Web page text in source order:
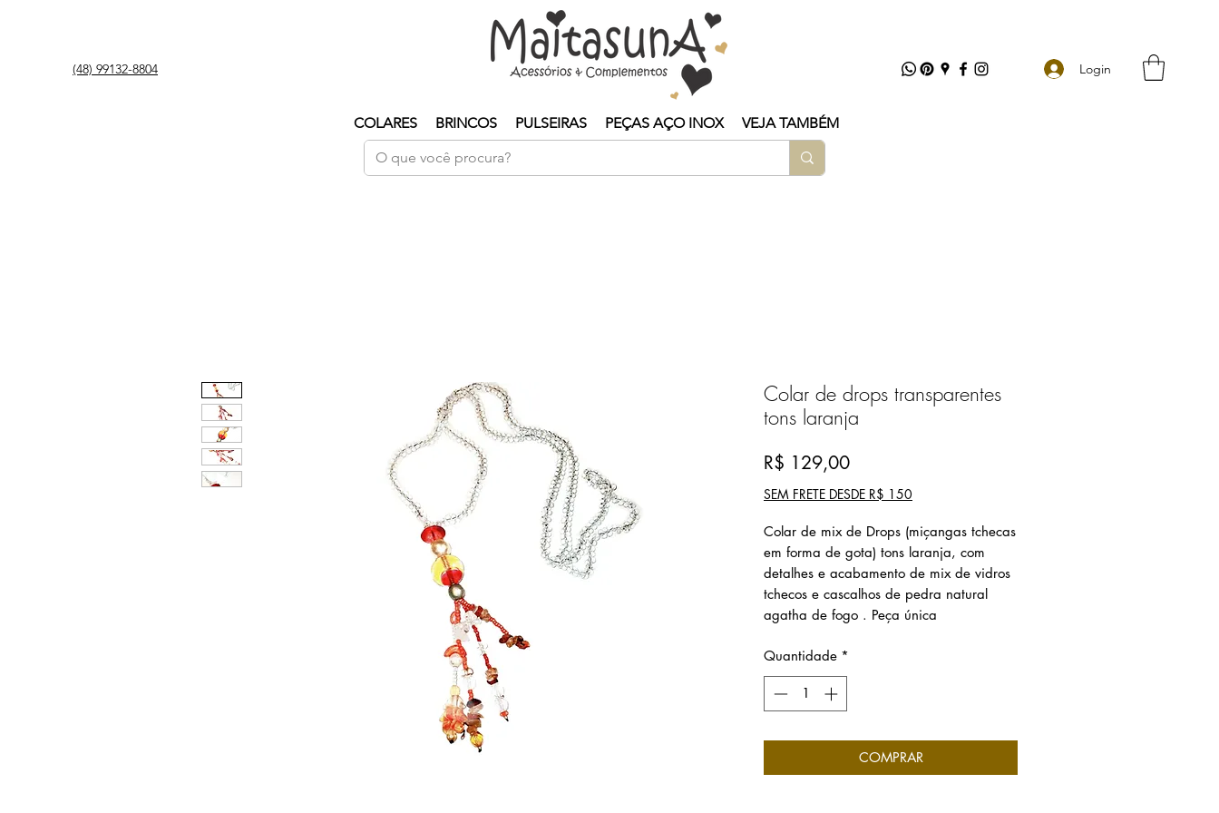
(48) 99132-8804
COLARES BRINCOS PULSEIRAS PEÇAS AÇO INOX VEJA TAMBÉM
Login
Colar de drops transparentes
tons laranja
R$ 129,00Preço
SEM FRETE DESDE R$ 150
Colar de mix de Drops (miçangas tchecas
em forma de gota) tons laranja, com
detalhes e acabamento de mix de vidros
tchecos e cascalhos de pedra natural
agatha de fogo . Peça única
Quantidade *
COMPRAR